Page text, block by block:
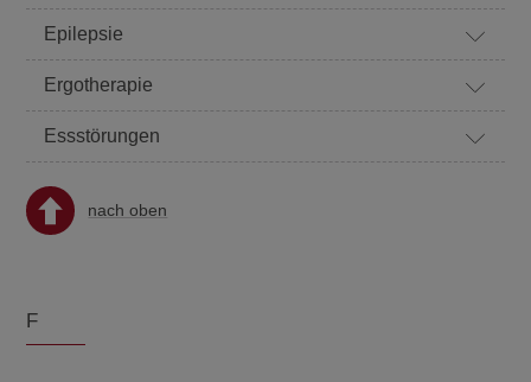
Epilepsie
Ergotherapie
Essstörungen
nach oben
F